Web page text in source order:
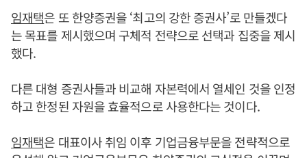
임재택은 또 한양증권을 ‘최고의 강한 증권사’로 만들겠다
는 목표를 제시했으며 구체적 전략으로 선택과 집중을 제시
했다.
다른 대형 증권사들과 비교해 자본력에서 열세인 것을 인정
하고 한정된 자원을 효율적으로 사용한다는 것이다.
임재택은 대표이사 취임 이후 기업금융부문을 전략적으로